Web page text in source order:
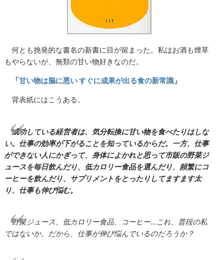
何とも挑発的な書名の新書に目が留まった。私はお酒も煙草
もやらないが、無類の甘い物好きなのだ。
「甘い物は脳に悪い すぐに成果が出る食の新常識 」
背表紙にはこうある。
成功している経営者は、気分転換に甘い物を食べたりはしな
い。仕事の効率が下がることを知っているからだ。一方、仕事
ができない人にかぎって、身体によかれと思って市販の野菜ジ
ュースを毎日飲んだり、低カロリー食品を選んだり、頻繁にコ
ーヒーを飲んだり、サプリメントをとったりしてますます太
り、仕事も伸び悩む。
野菜ジュース、低カロリー食品、コーヒー…これ、普段の私
ではないか。だから、仕事が伸び悩んでいるのだろうか？